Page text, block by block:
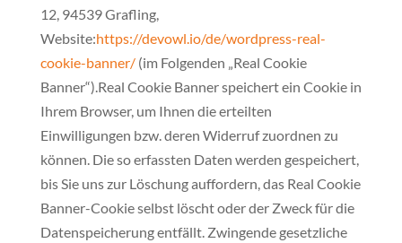
12, 94539 Grafling,
Website:https://devowl.io/de/wordpress-real-
cookie-banner/(im Folgenden „Real Cookie
Banner“).Real Cookie Banner speichert ein Cookie in
Ihrem Browser, um Ihnen die erteilten
Einwilligungen bzw. deren Widerruf zuordnen zu
können. Die so erfassten Daten werden gespeichert,
bis Sie uns zur Löschung auffordern, das Real Cookie
Banner-Cookie selbst löscht oder der Zweck für die
Datenspeicherung entfällt. Zwingende gesetzliche